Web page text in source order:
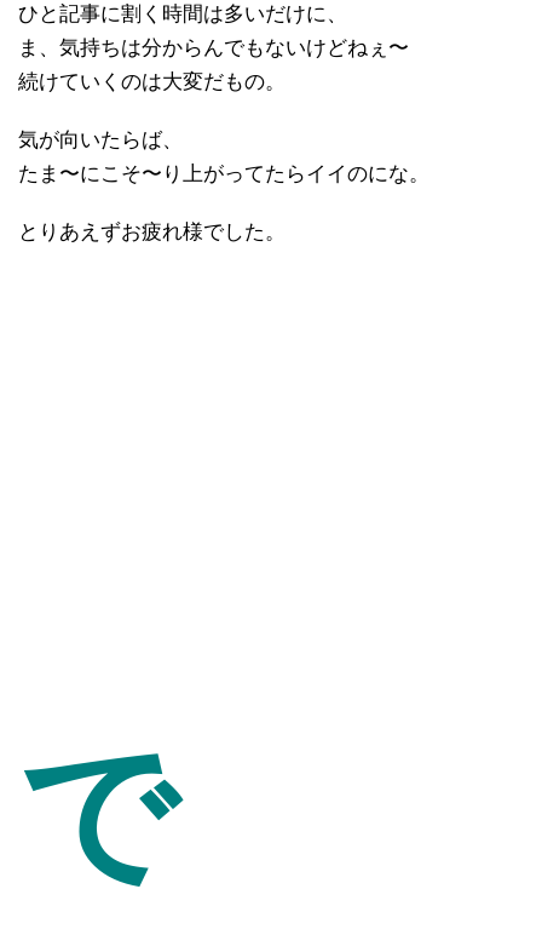
ひと記事に割く時間は多いだけに、
ま、気持ちは分からんでもないけどねぇ〜
続けていくのは大変だもの。
気が向いたらば、
たま〜にこそ〜り上がってたらイイのにな。
とりあえずお疲れ様でした。
で